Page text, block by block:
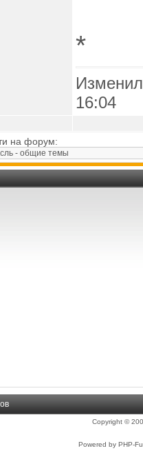
*
16:04
на форум:
Copyright ©
Powered by PHP-